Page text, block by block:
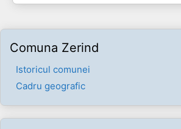
Comuna Zerind
Istoricul comunei
Cadru geografic